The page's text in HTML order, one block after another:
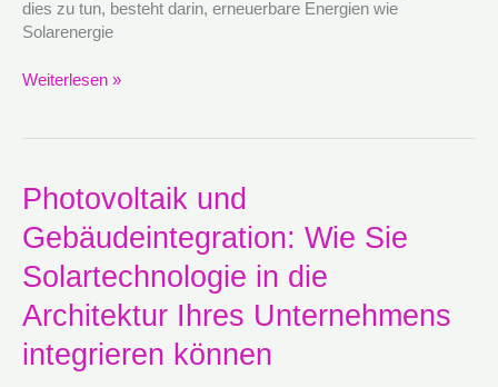
dies zu tun, besteht darin, erneuerbare Energien wie
Solarenergie
Weiterlesen »
Photovoltaik und
Gebäudeintegration: Wie Sie
Solartechnologie in die
Architektur Ihres Unternehmens
integrieren können
Photovoltaik
und
Gebäudeintegration:
Sie
Solartechnologie
in
die
Architektur